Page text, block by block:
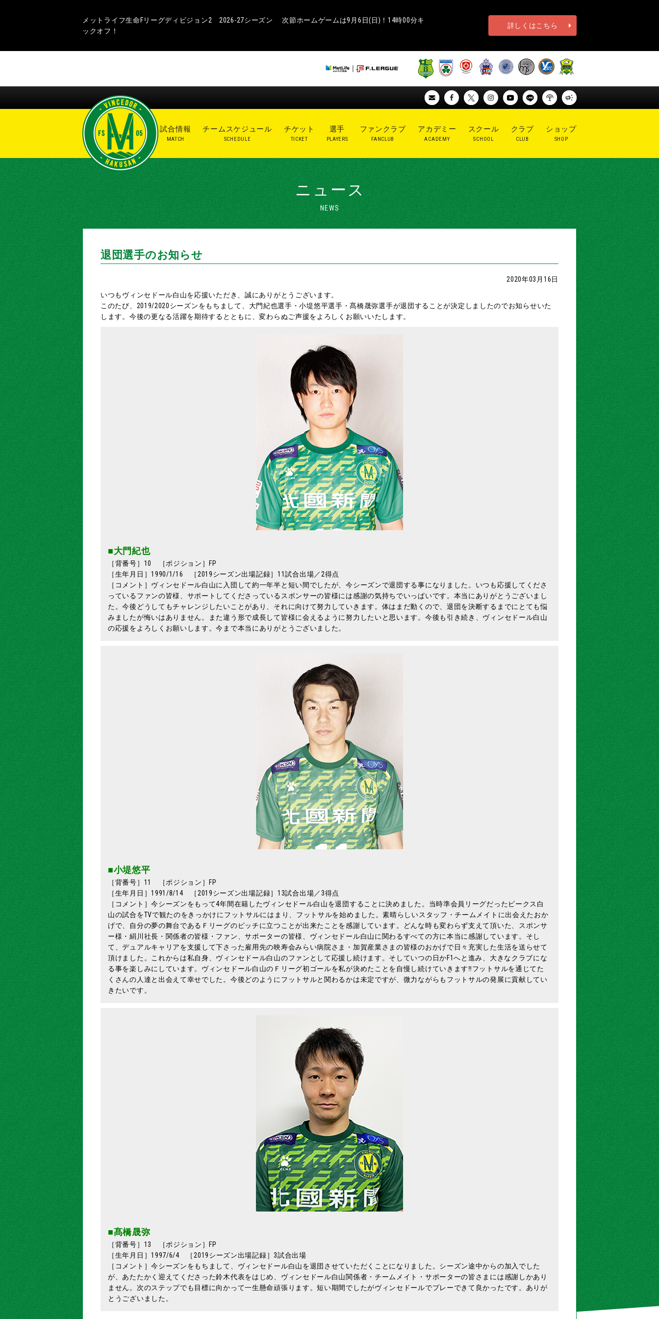
メットライフ生命Fリーグディビジョン2 2026-27シーズン 次節ホームゲームは9月6日(日)！14時00分キ
ックオフ！
詳しくはこちら
ニュース
NEWS
試合情報
MATCH
チームスケジュール
SCHEDULE
チケット
TICKET
選手
PLAYERS
ファンクラブ
FANCLUB
アカデミー
ACADEMY
スクール
SCHOOL
クラブ
CLUB
ショップ
SHOP
ニュース
NEWS
退団選手のお知らせ
2020年03月16日
いつもヴィンセドール白山を応援いただき、誠にありがとうございます。
このたび、2019/2020シーズンをもちまして、大門紀也選手・小堤悠平選手・髙橋晟弥選手が退団することが決定しましたのでお知らせいた
します。今後の更なる活躍を期待するとともに、変わらぬご声援をよろしくお願いいたします。
■大門紀也
［背番号］10 ［ポジション］FP
［生年月日］1990/1/16 ［2019シーズン出場記録］11試合出場／2得点
［コメント］ヴィンセドール白山に入団して約一年半と短い間でしたが、今シーズンで退団する事になりました。いつも応援してくださ
っているファンの皆様、サポートしてくださっているスポンサーの皆様には感謝の気持ちでいっぱいです。本当にありがとうございまし
た。今後どうしてもチャレンジしたいことがあり、それに向けて努力していきます。体はまだ動くので、退団を決断するまでにとても悩
みましたが悔いはありません。また違う形で成長して皆様に会えるように努力したいと思います。今後も引き続き、ヴィンセドール白山
の応援をよろしくお願いします。今まで本当にありがとうございました。
■小堤悠平
［背番号］11 ［ポジション］FP
［生年月日］1991/8/14 ［2019シーズン出場記録］13試合出場／3得点
［コメント］今シーズンをもって4年間在籍したヴィンセドール白山を退団することに決めました。当時準会員リーグだったビークス白
山の試合をTVで観たのをきっかけにフットサルにはまり、フットサルを始めました。素晴らしいスタッフ・チームメイトに出会えたおか
げで、自分の夢の舞台であるＦリーグのピッチに立つことが出来たことを感謝しています。どんな時も変わらず支えて頂いた、スポンサ
ー様・絹川社長・関係者の皆様・ファン、サポーターの皆様、ヴィンセドール白山に関わるすべての方に本当に感謝しています。そし
て、デュアルキャリアを支援して下さった雇用先の映寿会みらい病院さま・加賀産業さまの皆様のおかげで日々充実した生活を送らせて
頂けました。これからは私自身、ヴィンセドール白山のファンとして応援し続けます。そしていつの日かF1へと進み、大きなクラブにな
る事を楽しみにしています。ヴィンセドール白山のＦリーグ初ゴールを私が決めたことを自慢し続けていきます‼︎フットサルを通じてた
くさんの人達と出会えて幸せでした。今後どのようにフットサルと関わるかは未定ですが、微力ながらもフットサルの発展に貢献してい
きたいです。
■髙橋晟弥
［背番号］13 ［ポジション］FP
［生年月日］1997/6/4 ［2019シーズン出場記録］3試合出場
［コメント］今シーズンをもちまして、ヴィンセドール白山を退団させていただくことになりました。シーズン途中からの加入でした
が、あたたかく迎えてくださった鈴木代表をはじめ、ヴィンセドール白山関係者・チームメイト・サポーターの皆さまには感謝しかあり
ません。次のステップでも目標に向かって一生懸命頑張ります。短い期間でしたがヴィンセドールでプレーできて良かったです。ありが
とうございました。